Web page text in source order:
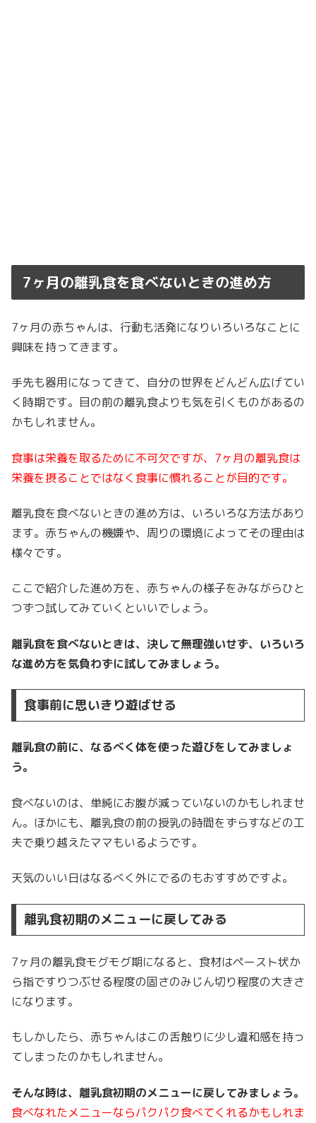
7ヶ月の離乳食を食べないときの進め方
7ヶ月の赤ちゃんは、行動も活発になりいろいろなことに
興味を持ってきます。
手先も器用になってきて、自分の世界をどんどん広げてい
く時期です。目の前の離乳食よりも気を引くものがあるの
かもしれません。
食事は栄養を取るために不可欠ですが、7ヶ月の離乳食は
栄養を摂ることではなく食事に慣れることが目的です。
離乳食を食べないときの進め方は、いろいろな方法があり
ます。赤ちゃんの機嫌や、周りの環境によってその理由は
様々です。
ここで紹介した進め方を、赤ちゃんの様子をみながらひと
つずつ試してみていくといいでしょう。
離乳食を食べないときは、決して無理強いせず、いろいろ
な進め方を気負わずに試してみましょう。
食事前に思いきり遊ばせる
離乳食の前に、なるべく体を使った遊びをしてみましょ
う。
食べないのは、単純にお腹が減っていないのかもしれませ
ん。ほかにも、離乳食の前の授乳の時間をずらすなどの工
夫で乗り越えたママもいるようです。
天気のいい日はなるべく外にでるのもおすすめですよ。
離乳食初期のメニューに戻してみる
7ヶ月の離乳食モグモグ期になると、食材はペースト状か
ら指ですりつぶせる程度の固さのみじん切り程度の大きさ
になります。
もしかしたら、赤ちゃんはこの舌触りに少し違和感を持っ
てしまったのかもしれません。
そんな時は、離乳食初期のメニューに戻してみましょう。
食べなれたメニューならパクパク食べてくれるかもしれま